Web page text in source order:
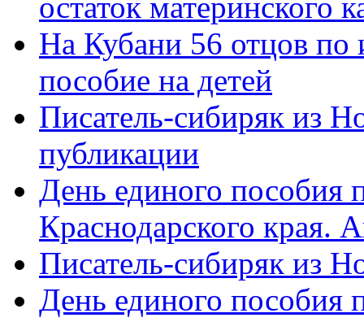
остаток материнского
На Кубани 56 отцов по
пособие на детей
Писатель-сибиряк из
публикации
День единого пособия
Краснодарского края.
Писатель-сибиряк из
День единого пособия